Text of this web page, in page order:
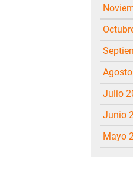
julio
junio
mayo